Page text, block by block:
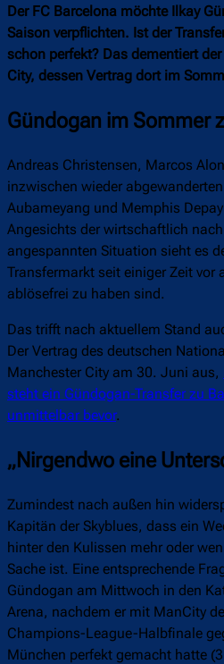
Der FC Barcelona möchte Ilkay
Saison verpflichten. Ist der
schon perfekt? Das dementiert
City, dessen Vertrag dort im
Gündogan im Sommer
Andreas Christensen, Marcos
inzwischen wieder
Aubameyang und Memphis
Angesichts der wirtschaftlich
angespannten Situation sieht es
Transfermarkt seit einiger Zeit vor
ablösefrei zu haben sind.
Das trifft nach aktuellem Stand
Der Vertrag des deutschen
Manchester City am 30. Juni aus,
steht ein Gündogan-Transfer zu
unmittelbar bevor.
„Nirgendwo eine
Zumindest nach außen hin
Kapitän der Skyblues, dass ein
hinter den Kulissen mehr oder
Sache ist. Eine entsprechende
Gündogan am Mittwoch in den
Arena, nachdem er mit ManCity
Champions-League-Halbfinale
München perfekt gemacht hatte